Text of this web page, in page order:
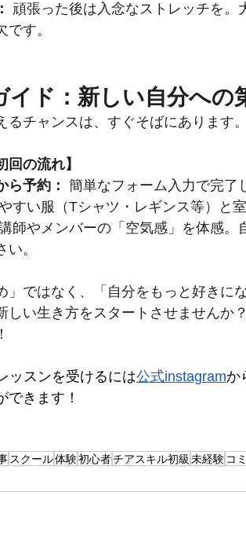
頑張った後は入念なストレッチを。
です。
イド：新しい自分への
るチャンスは、すぐそばにあります。
回の流れ】
ら予約： 簡単なフォーム入力で完了
すい服（Tシャツ・レギンス等）と室
師やメンバーの「空気感」を体感。
。
」ではなく、「自分をもっと好きに
しい生き方をスタートさせませんか
ッスンを受けるには公式instagramか
できます！
スクール体験初心者チアスキル初級 未経験 コ